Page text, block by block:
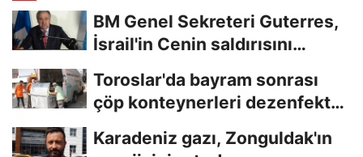
BM Genel Sekreteri Guterres,
İsrail'in Cenin saldırısını
Toroslar'da bayram sonrası
çöp konteynerleri dezenfekte
Karadeniz gazı, Zonguldak'ın